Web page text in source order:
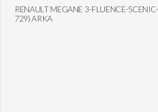
RENAULT MEGANE 3-FLUENCE-
729) ARKA